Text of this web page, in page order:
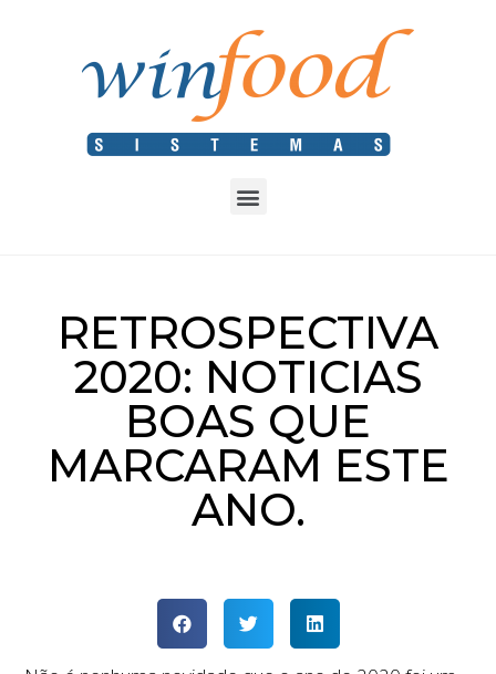
RETROSPECTIVA
2020: NOTICIAS
BOAS QUE
MARCARAM ESTE
ANO.